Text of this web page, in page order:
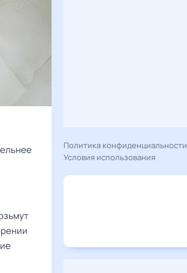
Политика конфиденциальности
Условия использования